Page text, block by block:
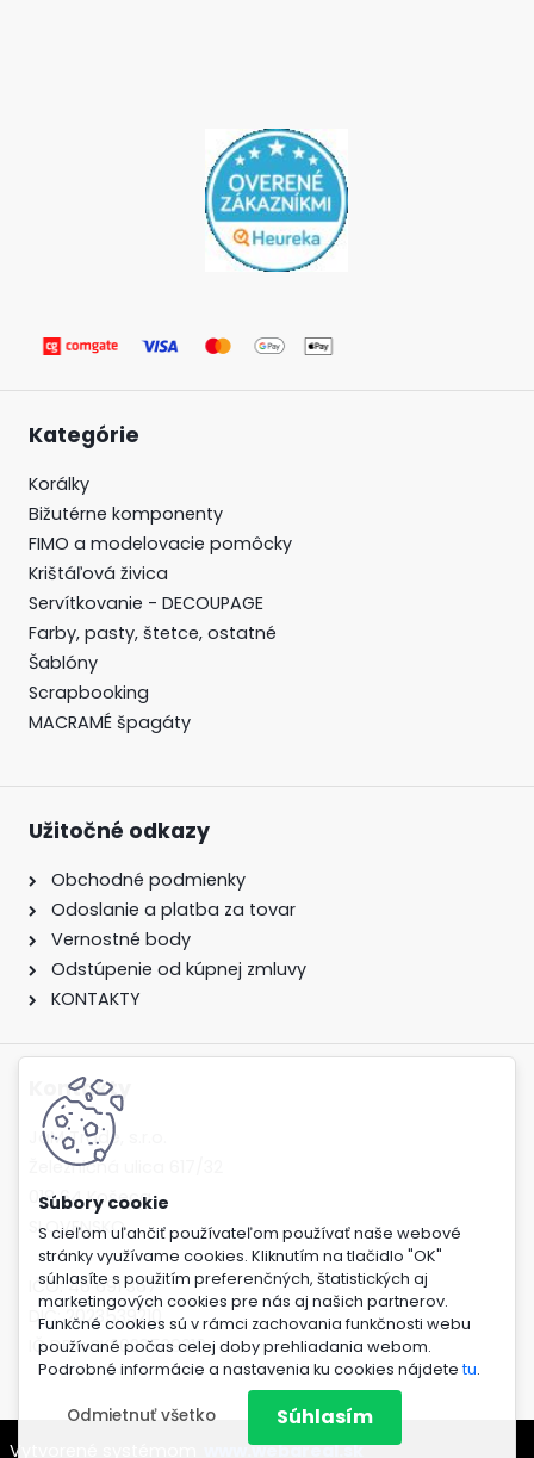
S cieľom uľahčiť používateľom používať naše webové
stránky využívame cookies. Kliknutím na tlačidlo "OK"
súhlasíte s použitím preferenčných, štatistických aj
marketingových cookies pre nás aj našich partnerov.
Funkčné cookies sú v rámci zachovania funkčnosti webu
používané počas celej doby prehliadania webom.
Podrobné informácie a nastavenia ku cookies nájdete tu.
Odmietnuť všetko Súhlasím
Kategórie
Korálky
Bižutérne komponenty
FIMO a modelovacie pomôcky
Krištáľová živica
Servítkovanie - DECOUPAGE
Farby, pasty, štetce, ostatné
Šablóny
Scrapbooking
MACRAMÉ špagáty
Užitočné odkazy
Obchodné podmienky
Odoslanie a platba za tovar
Vernostné body
Odstúpenie od kúpnej zmluvy
KONTAKTY
Kontakty
JaM Trade, s.r.o.
Železničná ulica 617/32
018 64 Košeca
SLOVENSKO
IČO: 46 691 367
DIČ: 2023539210
IČ DPH: SK2023539210
Vytvorené systémom www.webareal.sk